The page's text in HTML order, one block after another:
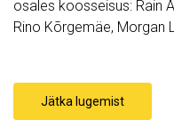
osales koosseisus: Rain
Rino Kõrgemäe, Morgan
Jätka lugemist